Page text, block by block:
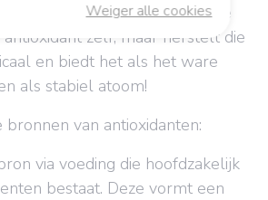
heeft geen gevolgen voor de
zelf, maar herstelt die
en biedt het als het ware
als stabiel atoom!
van antioxidanten:
via voeding die hoofdzakelijk
bestaat. Deze vormt een
Weiger alle cookies